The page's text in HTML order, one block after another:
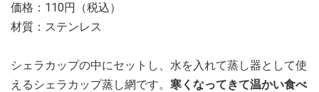
価格：110円（税込）
材質：ステンレス
シェラカップの中にセットし、水を入れて蒸し器として使
えるシェラカップ蒸し網です。 寒くなってきて温かい食べ